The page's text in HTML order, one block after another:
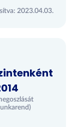
2023.04.03.